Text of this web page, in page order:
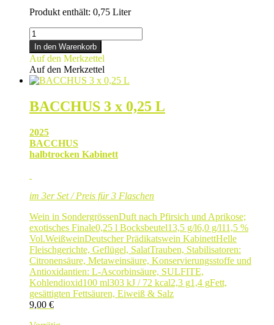
Produkt enthält: 0,75 Liter
SILVANER
3
x
0,25
L
Menge
In den Warenkorb
Auf den Merkzettel
Auf den Merkzettel
BACCHUS 3 x 0,25 L
2025
BACCHUS
halbtrocken Kabinett
im 3er Set / Preis für 3 Flaschen
Wein in SondergrössenDuft nach Pfirsich und Aprikose;
exotisches Finale0,25 l Bocksbeutel13,5 g/l6,0 g/l11,5 %
Vol.WeißweinDeutscher Prädikatswein KabinettHelle
Fleischgerichte, Geflügel, SalatTrauben, Stabilisatoren:
Citronensäure, Metaweinsäure, Konservierungsstoffe und
Antioxidantien: L-Ascorbinsäure, SULFITE,
Kohlendioxid100 ml303 kJ / 72 kcal2,3 g1,4 gFett,
gesättigten Fettsäuren, Eiweiß & Salz
9,00 €